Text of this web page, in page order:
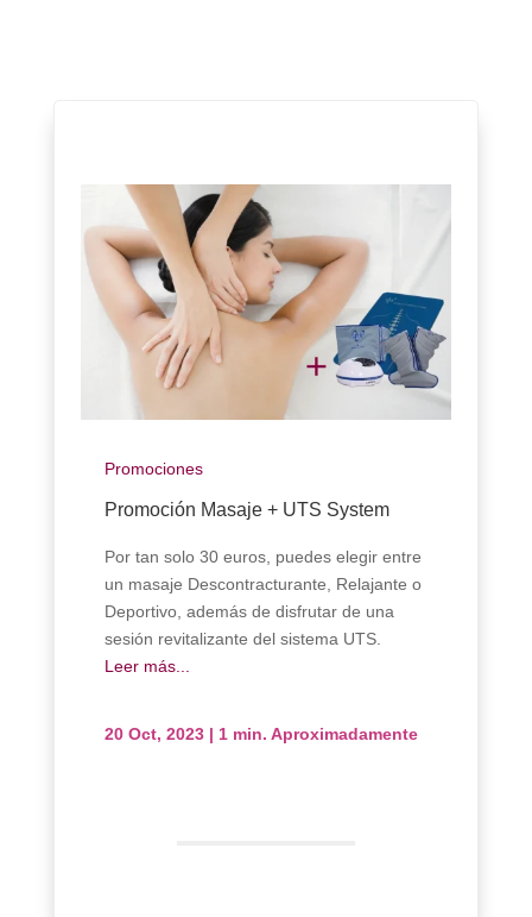
Promociones
Promoción Masaje + UTS System
Por tan solo 30 euros, puedes elegir entre
un masaje Descontracturante, Relajante o
Deportivo, además de disfrutar de una
sesión revitalizante del sistema UTS.
Leer más...
20 Oct, 2023 | 1 min. Aproximadamente